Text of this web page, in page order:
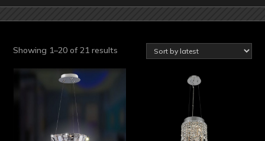
Showing 1–20 of 21 results